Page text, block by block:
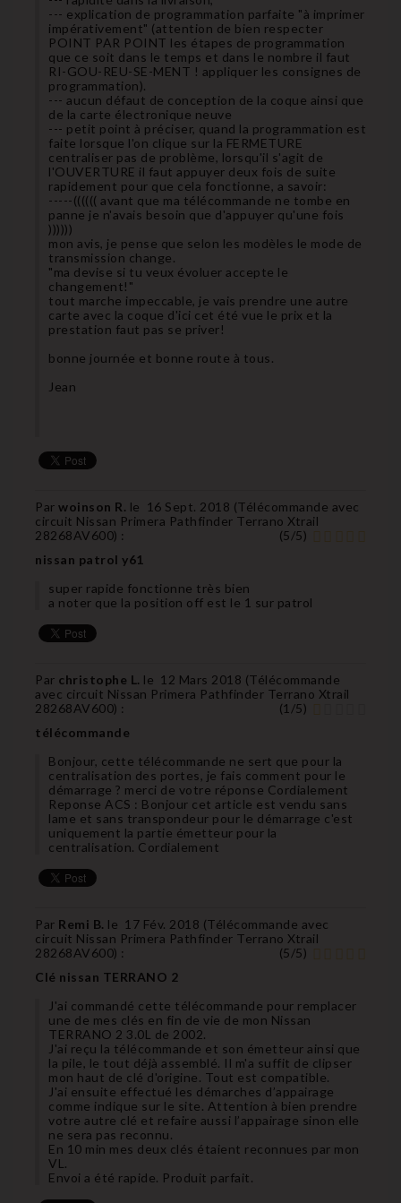
--- explication de programmation parfaite "à imprimer
impérativement" (attention de bien respecter
POINT PAR POINT les étapes de programmation
que ce soit dans le temps et dans le nombre il faut
RI-GOU-REU-SE-MENT ! appliquer les consignes de
programmation).
--- aucun défaut de conception de la coque ainsi que
de la carte électronique neuve
--- petit point à préciser, quand la programmation est
faite lorsque l'on clique sur la FERMETURE
centraliser pas de problème, lorsqu'il s'agit de
l'OUVERTURE il faut appuyer deux fois de suite
rapidement pour que cela fonctionne, a savoir:
-----(((((( avant que ma télécommande ne tombe en
panne je n'avais besoin que d'appuyer qu'une fois
))))))
mon avis, je pense que selon les modèles le mode de
transmission change.
"ma devise si tu veux évoluer accepte le
changement!"
tout marche impeccable, je vais prendre une autre
carte avec la coque d'ici cet été vue le prix et la
prestation faut pas se priver!
bonne journée et bonne route à tous.
Jean
Par woinson R. le 16 Sept. 2018 (Télécommande avec
circuit Nissan Primera Pathfinder Terrano Xtrail
28268AV600) : (5/5)
nissan patrol y61
super rapide fonctionne très bien
a noter que la position off est le 1 sur patrol
Par christophe L. le 12 Mars 2018 (Télécommande
avec circuit Nissan Primera Pathfinder Terrano Xtrail
28268AV600) : (1 /5)
télécommande
Bonjour, cette télécommande ne sert que pour la
centralisation des portes, je fais comment pour le
démarrage ? merci de votre réponse Cordialement
Reponse ACS : Bonjour cet article est vendu sans
lame et sans transpondeur pour le démarrage c'est
uniquement la partie émetteur pour la
centralisation. Cordialement
Par Remi B. le 17 Fév. 2018 (Télécommande avec
circuit Nissan Primera Pathfinder Terrano Xtrail
28268AV600) : (5/5)
Clé nissan TERRANO 2
J'ai commandé cette télécommande pour remplacer
une de mes clés en fin de vie de mon Nissan
TERRANO 2 3.0L de 2002.
J'ai reçu la télécommande et son émetteur ainsi que
la pile, le tout déjà assemblé. Il m'a suffit de clipser
mon haut de clé d'origine. Tout est compatible.
J'ai ensuite effectué les démarches d’appairage
comme indique sur le site. Attention à bien prendre
votre autre clé et refaire aussi l’appairage sinon elle
ne sera pas reconnu.
En 10 min mes deux clés étaient reconnues par mon
VL.
Envoi a été rapide. Produit parfait.